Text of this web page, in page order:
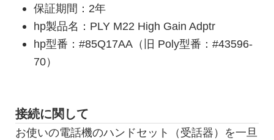
保証期間：2年
hp製品名：PLY M22 High Gain Adptr
hp型番：#85Q17AA（旧 Poly型番：#43596-
70）
接続に関して
お使いの電話機のハンドセット（受話器）を一旦